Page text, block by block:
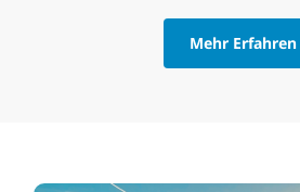
Mehr Erfahren